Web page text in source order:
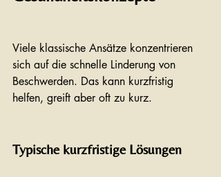
Viele klassische Ansätze konzentrieren
sich auf die schnelle Linderung von
Beschwerden. Das kann kurzfristig
helfen, greift aber oft zu kurz.
Typische kurzfristige Lösungen